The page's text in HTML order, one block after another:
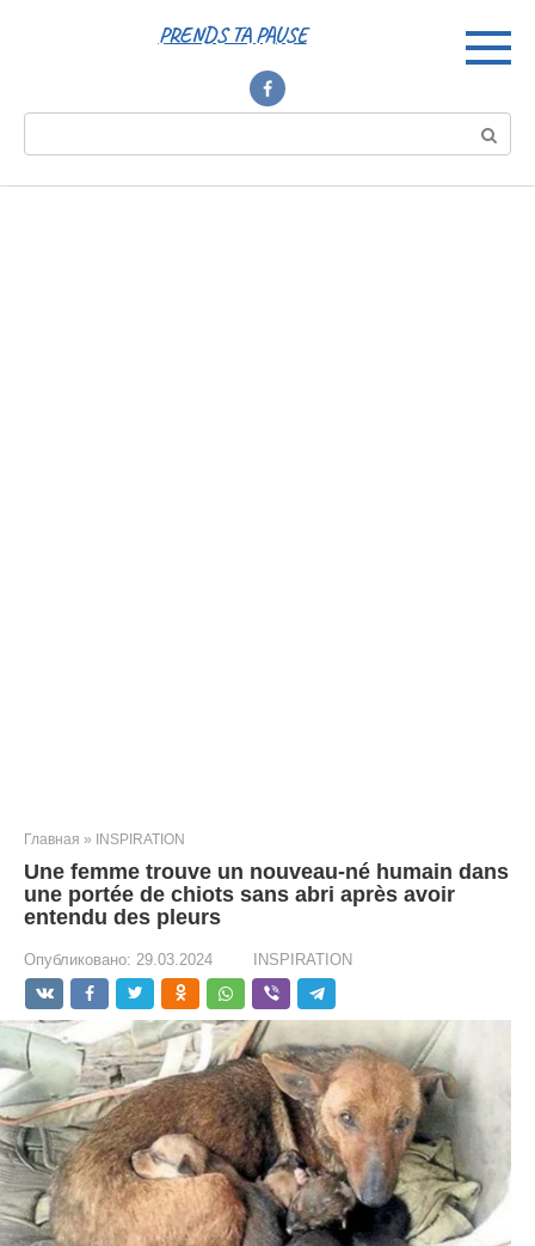
PRENDS TA PAUSE
Главная » INSPIRATION
Une femme trouve un nouveau-né humain dans
une portée de chiots sans abri après avoir
entendu des pleurs
Опубликовано: 29.03.2024 INSPIRATION